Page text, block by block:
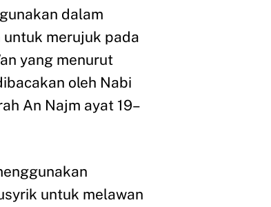
dalam
merujuk pada
yang menurut
oleh Nabi
An Najm ayat 19–
untuk melawan